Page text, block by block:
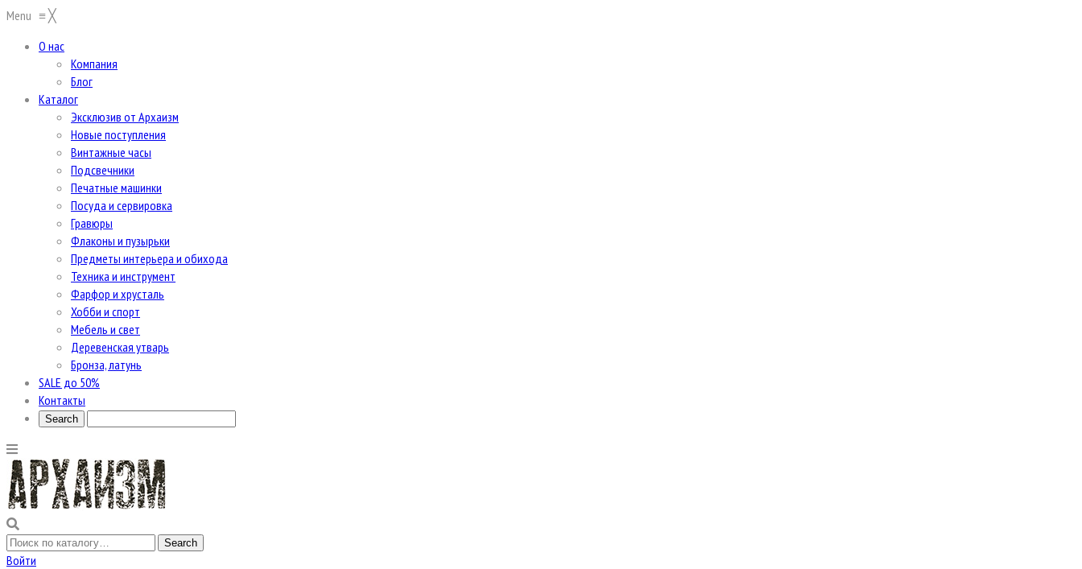
Menu ≡╳
О нас
Компания
Блог
Каталог
Эксклюзив от Архаизм
Новые поступления
Винтажные часы
Подсвечники
Печатные машинки
Посуда и сервировка
Гравюры
Флаконы и пузырьки
Предметы интерьера и обихода
Техника и инструмент
Фарфор и хрусталь
Хобби и спорт
Мебель и свет
Деревенская утварь
Бронза, латунь
SALE до 50%
Контакты
Войти